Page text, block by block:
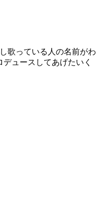
歌っている人の名前がわ
ュースしてあげたいく